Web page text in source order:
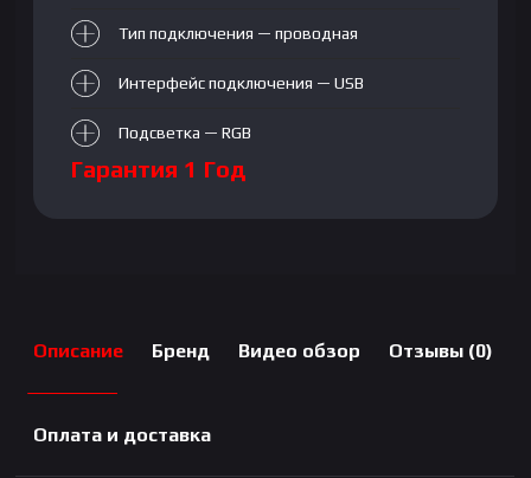
PNK
Тип подключения — проводная
Интерфейс подключения — USB
Подсветка — RGB
Гарантия 1 Год
Описание Бренд Видео обзор Отзывы (0)
Оплата и доставка